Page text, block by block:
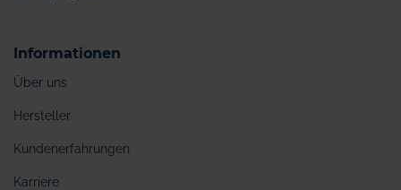
Informationen
Über uns
Hersteller
Kundenerfahrungen
Karriere